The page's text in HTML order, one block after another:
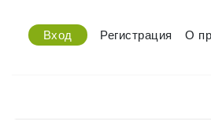
Вход Регистрация О